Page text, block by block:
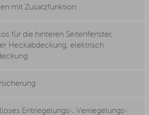
mit Zusatzfunktion
für die hinteren Seitenfenster,
Heckabdeckung, elektrisch
Entriegelungs-, Verriegelungs-